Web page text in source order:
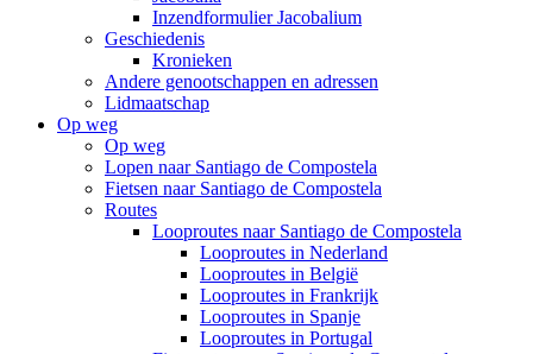
Inzendformulier Jacobalium
Geschiedenis
Kronieken
Andere genootschappen en adressen
Lidmaatschap
Op weg
Op weg
Lopen naar Santiago de Compostela
Fietsen naar Santiago de Compostela
Routes
Looproutes naar Santiago de Compostela
Looproutes in Nederland
Looproutes in België
Looproutes in Frankrijk
Looproutes in Spanje
Looproutes in Portugal